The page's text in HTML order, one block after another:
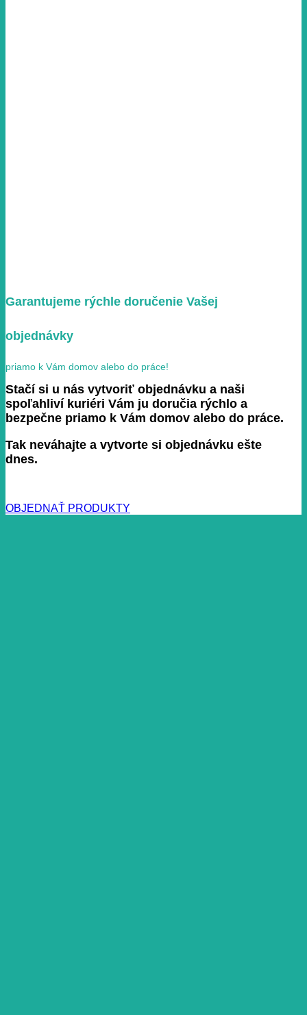
Garantujeme rýchle doručenie Vašej
objednávky
priamo k Vám domov alebo do práce!
Stačí si u nás vytvoriť objednávku a naši
spoľahliví kuriéri Vám ju doručia rýchlo a
bezpečne priamo k Vám domov alebo do práce.
Tak neváhajte a vytvorte si objednávku ešte
dnes.
OBJEDNAŤ PRODUKTY